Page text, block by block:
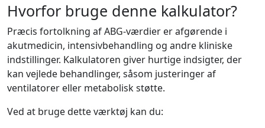
Hvorfor bruge denne kalkulator?
Præcis fortolkning af ABG-værdier er afgørende i
akutmedicin, intensivbehandling og andre kliniske
indstillinger. Kalkulatoren giver hurtige indsigter, der
kan vejlede behandlinger, såsom justeringer af
ventilatorer eller metabolisk støtte.
Ved at bruge dette værktøj kan du: